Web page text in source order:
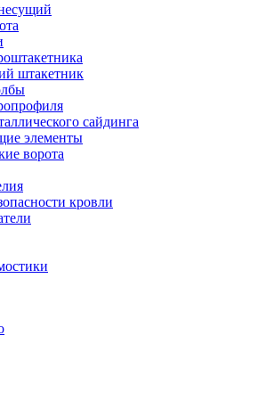
штакетник
сайдинга
элементы
ворота
кровли